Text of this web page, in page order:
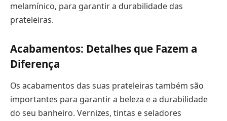
melamínico, para garantir a durabilidade das
prateleiras.
Acabamentos: Detalhes que Fazem a
Diferença
Os acabamentos das suas prateleiras também são
importantes para garantir a beleza e a durabilidade
do seu banheiro. Vernizes, tintas e seladores